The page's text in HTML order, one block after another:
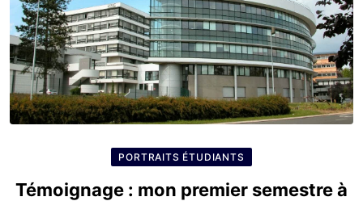
PORTRAITS ÉTUDIANTS
Témoignage : mon premier semestre à